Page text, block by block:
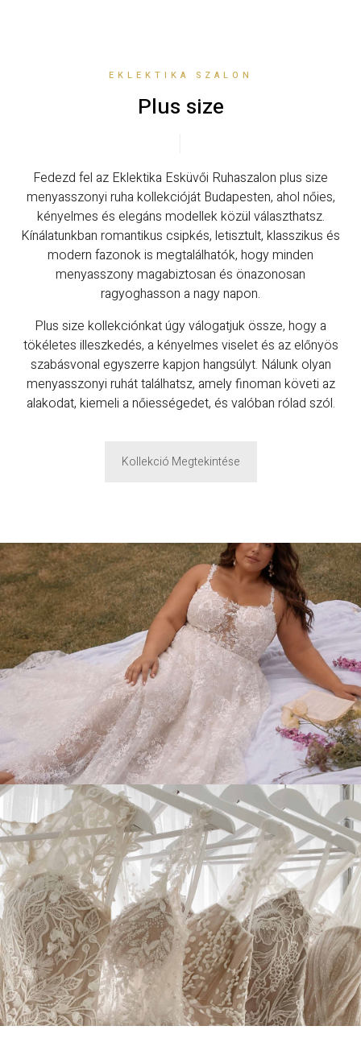
EKLEKTIKA SZALON
Plus size
Fedezd fel az Eklektika Esküvői Ruhaszalon plus size
menyasszonyi ruha kollekcióját Budapesten, ahol nőies,
kényelmes és elegáns modellek közül választhatsz.
Kínálatunkban romantikus csipkés, letisztult, klasszikus és
modern fazonok is megtalálhatók, hogy minden
menyasszony magabiztosan és önazonosan
ragyoghasson a nagy napon.
Plus size kollekciónkat úgy válogatjuk össze, hogy a
tökéletes illeszkedés, a kényelmes viselet és az előnyös
szabásvonal egyszerre kapjon hangsúlyt. Nálunk olyan
menyasszonyi ruhát találhatsz, amely finoman követi az
alakodat, kiemeli a nőiességedet, és valóban rólad szól.
Kollekció Megtekintése